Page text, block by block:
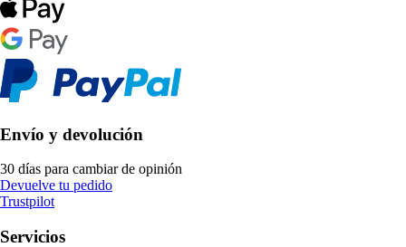
Envío y devolución
30 días para cambiar de opinión
Devuelve tu pedido
Trustpilot
Servicios